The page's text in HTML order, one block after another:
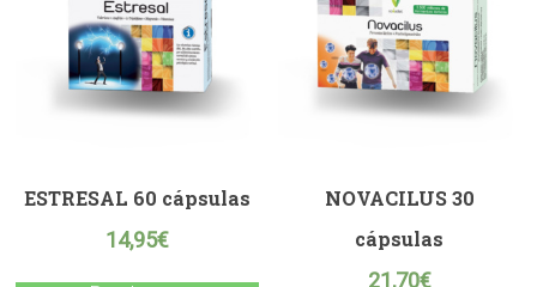
ESTRESAL 60 cápsulas
14,95€
NOVACILUS 30
cápsulas
21,70€